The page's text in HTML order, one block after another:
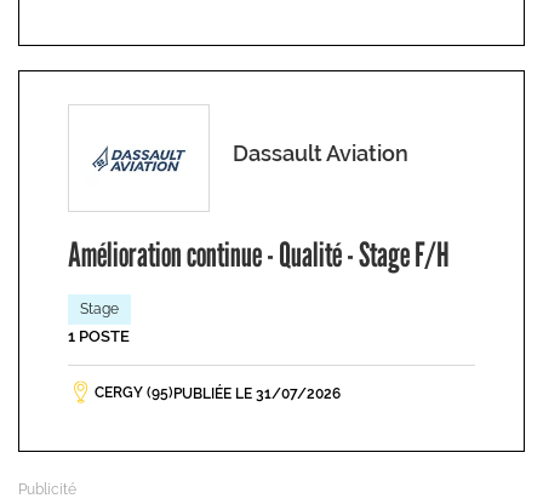
Dassault Aviation
Amélioration continue - Qualité - Stage F/H
Stage
1 POSTE
CERGY (95) PUBLIÉE LE 31/07/2026